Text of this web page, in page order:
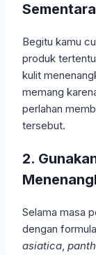
Begitu kamu
produk
kulit
memang
perlahan
tersebut.
2.
Selama masa
dengan
asiatica,